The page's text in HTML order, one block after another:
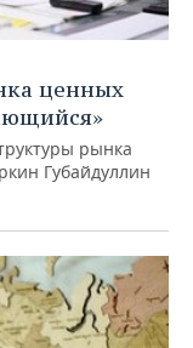
ценных
рынка
Губайдуллин